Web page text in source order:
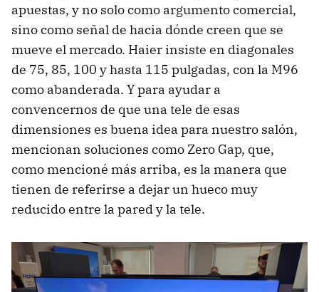
apuestas, y no solo como argumento comercial,
sino como señal de hacia dónde creen que se
mueve el mercado. Haier insiste en diagonales
de 75, 85, 100 y hasta 115 pulgadas, con la M96
como abanderada. Y para ayudar a
convencernos de que una tele de esas
dimensiones es buena idea para nuestro salón,
mencionan soluciones como Zero Gap, que,
como mencioné más arriba, es la manera que
tienen de referirse a dejar un hueco muy
reducido entre la pared y la tele.